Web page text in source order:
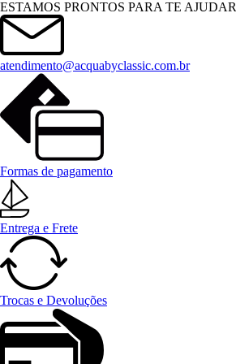
ESTAMOS PRONTOS PARA TE AJUDAR
atendimento@acquabyclassic.com.br
Formas de pagamento
Entrega e Frete
Trocas e Devoluções